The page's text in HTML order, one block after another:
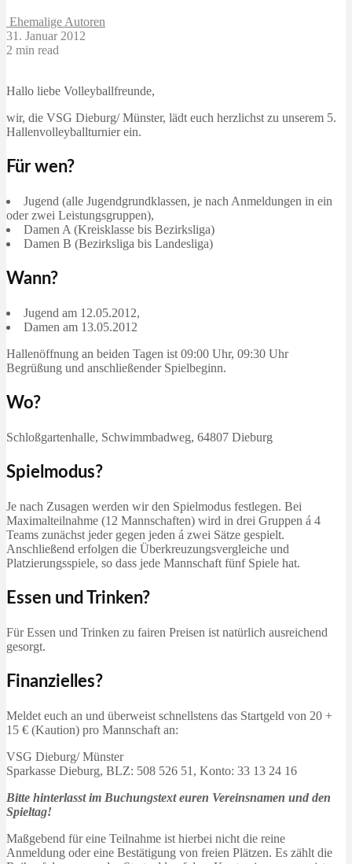
Ehemalige Autoren
31. Januar 2012
2 min read
Hallo liebe Volleyballfreunde,
wir, die VSG Dieburg/ Münster, lädt euch herzlichst zu unserem 5.
Hallenvolleyballturnier ein.
Für wen?
Jugend (alle Jugendgrundklassen, je nach Anmeldungen in ein
oder zwei Leistungsgruppen),
Damen A (Kreisklasse bis Bezirksliga)
Damen B (Bezirksliga bis Landesliga)
Wann?
Jugend am 12.05.2012,
Damen am 13.05.2012
Hallenöffnung an beiden Tagen ist 09:00 Uhr, 09:30 Uhr
Begrüßung und anschließender Spielbeginn.
Wo?
Schloßgartenhalle, Schwimmbadweg, 64807 Dieburg
Spielmodus?
Je nach Zusagen werden wir den Spielmodus festlegen. Bei
Maximalteilnahme (12 Mannschaften) wird in drei Gruppen á 4
Teams zunächst jeder gegen jeden á zwei Sätze gespielt.
Anschließend erfolgen die Überkreuzungsvergleiche und
Platzierungsspiele, so dass jede Mannschaft fünf Spiele hat.
Essen und Trinken?
Für Essen und Trinken zu fairen Preisen ist natürlich ausreichend
gesorgt.
Finanzielles?
Meldet euch an und überweist schnellstens das Startgeld von 20 +
15 € (Kaution) pro Mannschaft an:
VSG Dieburg/ Münster
Sparkasse Dieburg, BLZ: 508 526 51, Konto: 33 13 24 16
Bitte hinterlasst im Buchungstext euren Vereinsnamen und den
Spieltag!
Maßgebend für eine Teilnahme ist hierbei nicht die reine
Anmeldung oder eine Bestätigung von freien Plätzen. Es zählt die